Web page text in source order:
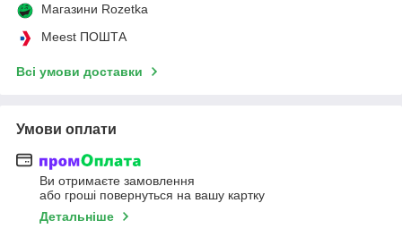
Магазини Rozetka
Meest ПОШТА
Всі умови доставки
Умови оплати
Ви отримаєте замовлення
або гроші повернуться на вашу картку
Детальніше